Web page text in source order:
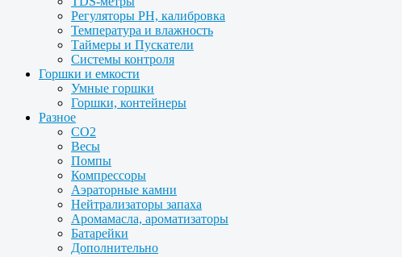
Регуляторы PH, калибровка
Температура и влажность
Таймеры и Пускатели
Системы контроля
Горшки и емкости
Умные горшки
Горшки, контейнеры
Разное
CO2
Весы
Помпы
Компрессоры
Аэраторные камни
Нейтрализаторы запаха
Аромамасла, ароматизаторы
Батарейки
Дополнительно